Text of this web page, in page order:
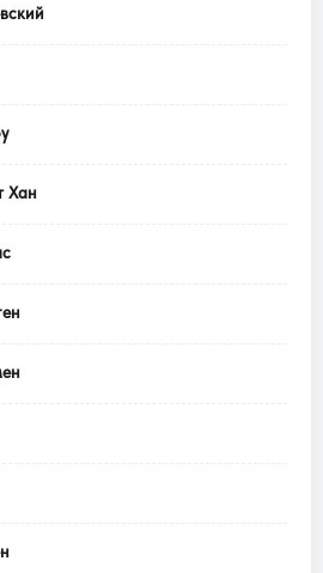
Хан